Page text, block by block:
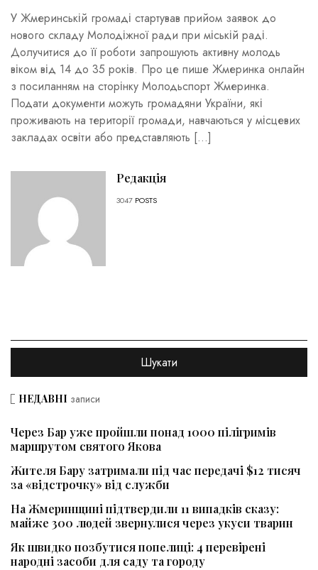
У Жмеринській громаді стартував прийом заявок до
нового складу Молодіжної ради при міській раді.
Долучитися до її роботи запрошують активну молодь
віком від 14 до 35 років. Про це пише Жмеринка онлайн
з посиланням на сторінку Молодьспорт Жмеринка.
Подати документи можуть громадяни України, які
проживають на території громади, навчаються у місцевих
закладах освіти або представляють […]
Редакція
3047 POSTS
НЕДАВНІ записи
Через Бар уже пройшли понад 1000 пілігримів
маршрутом святого Якова
Жителя Бару затримали під час передачі $12 тисяч
за «відстрочку» від служби
На Жмеринщині підтвердили 11 випадків сказу:
майже 300 людей звернулися через укуси тварин
Як швидко позбутися попелиці: 4 перевірені
народні засоби для саду та городу